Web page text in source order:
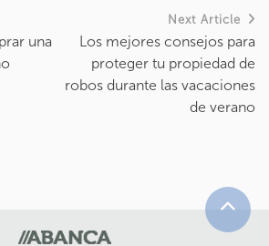
una
Next Article
Los mejores consejos para
proteger tu propiedad de
robos durante las vacaciones
de verano